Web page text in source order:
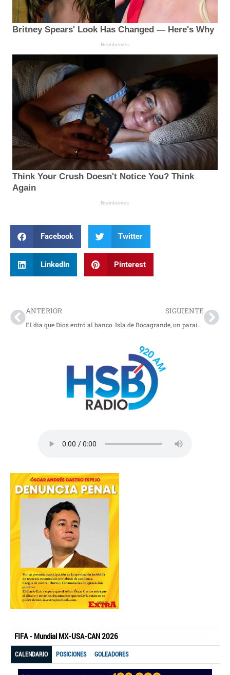
Facebook Twitter
LinkedIn Pinterest
ANTERIOR
El día que Dios entró al banco
SIGUIENTE
Isla de Bocagrande, un paraíso en Nariño